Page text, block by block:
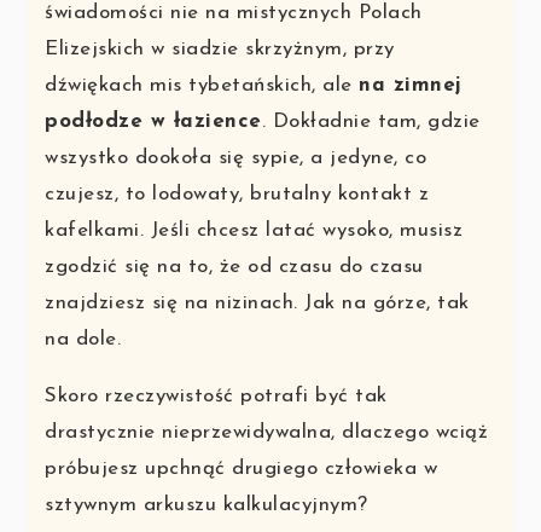
świadomości nie na mistycznych Polach
Elizejskich w siadzie skrzyżnym, przy
dźwiękach mis tybetańskich, ale na zimnej
podłodze w łazience. Dokładnie tam, gdzie
wszystko dookoła się sypie, a jedyne, co
czujesz, to lodowaty, brutalny kontakt z
kafelkami. Jeśli chcesz latać wysoko, musisz
zgodzić się na to, że od czasu do czasu
znajdziesz się na nizinach. Jak na górze, tak
na dole.
Skoro rzeczywistość potrafi być tak
drastycznie nieprzewidywalna, dlaczego wciąż
próbujesz upchnąć drugiego człowieka w
sztywnym arkuszu kalkulacyjnym?